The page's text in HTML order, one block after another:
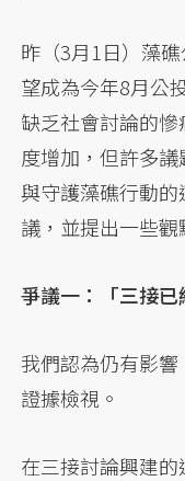
昨（3月1日）藻
望成為今年8月公
缺乏社會討論的
度增加，但許多
與守護藻礁行動
議，並提出一些觀
爭議一：「三接已
我們認為仍有影
證據檢視。
在三接討論興建